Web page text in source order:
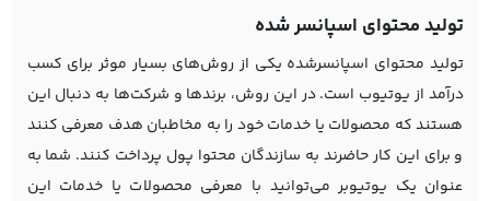
تولید محتوای اسپانسر شده
تولید محتوای اسپانسرشده یکی از روش‌های بسیار موثر برای کسب
درآمد از یوتیوب است. در این روش، برندها و شرکت‌ها به دنبال این
هستند که محصولات یا خدمات خود را به مخاطبان هدف معرفی کنند
و برای این کار حاضرند به سازندگان محتوا پول پرداخت کنند. شما به
عنوان یک یوتیوبر می‌توانید با معرفی محصولات یا خدمات این